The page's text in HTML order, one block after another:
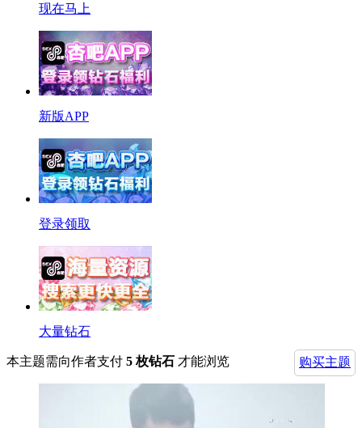
现在马上
新版APP
登录领取
大量钻石
购买主题
本主题需向作者支付 5 枚钻石 才能浏览